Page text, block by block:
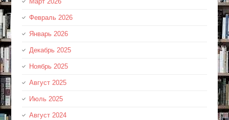
Февраль 2026
Январь 2026
Декабрь 2025
Ноябрь 2025
Август 2025
Июль 2025
Август 2024